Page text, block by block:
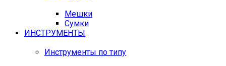
Мешки
Сумки
ИНСТРУМЕНТЫ
Инструменты по типу